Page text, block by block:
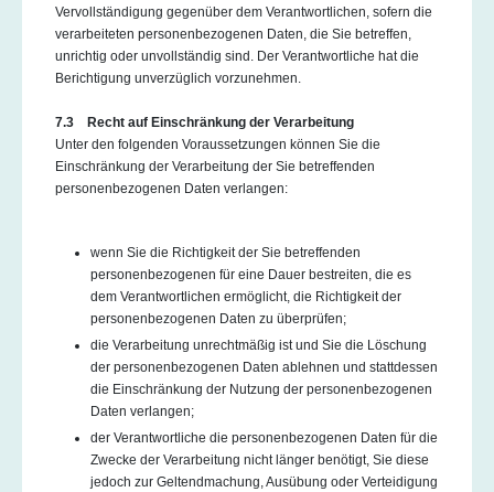
Vervollständigung gegenüber dem Verantwortlichen, sofern die
verarbeiteten personenbezogenen Daten, die Sie betreffen,
unrichtig oder unvollständig sind. Der Verantwortliche hat die
Berichtigung unverzüglich vorzunehmen.
7.3 Recht auf Einschränkung der Verarbeitung
Unter den folgenden Voraussetzungen können Sie die
Einschränkung der Verarbeitung der Sie betreffenden
personenbezogenen Daten verlangen:
wenn Sie die Richtigkeit der Sie betreffenden
personenbezogenen für eine Dauer bestreiten, die es
dem Verantwortlichen ermöglicht, die Richtigkeit der
personenbezogenen Daten zu überprüfen;
die Verarbeitung unrechtmäßig ist und Sie die Löschung
der personenbezogenen Daten ablehnen und stattdessen
die Einschränkung der Nutzung der personenbezogenen
Daten verlangen;
der Verantwortliche die personenbezogenen Daten für die
Zwecke der Verarbeitung nicht länger benötigt, Sie diese
jedoch zur Geltendmachung, Ausübung oder Verteidigung